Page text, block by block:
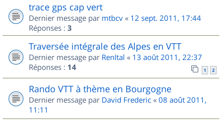
trace gps cap vert
Dernier message par mtbcv « 12 sept. 2011, 17:44
Réponses : 3
Traversée intégrale des Alpes en VTT
Dernier message par RenItal « 13 août 2011, 22:37
Réponses : 14 1 2
Rando VTT à thème en Bourgogne
Dernier message par David Frederic « 08 août 2011,
11:11